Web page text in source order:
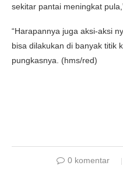
sekitar pantai meningkat
“Harapannya juga aksi-aksi
bisa dilakukan di banyak titik
pungkasnya. (hms/red)
0 komentar